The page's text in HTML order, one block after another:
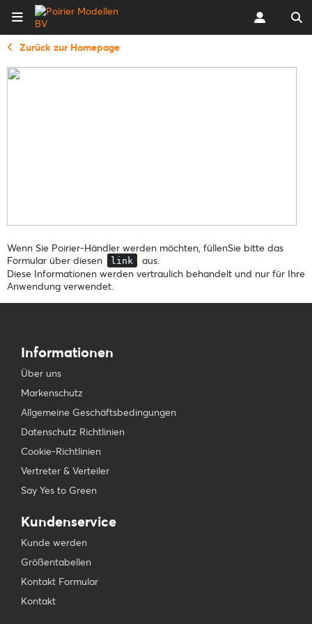
Zurück zur Homepage
Wenn Sie Poirier-Händler werden möchten, füllenSie bitte das
Formular über diesen
link
aus.
Diese Informationen werden vertraulich behandelt und nur für Ihre
Anwendung verwendet.
Informationen
Über uns
Markenschutz
Allgemeine Geschäftsbedingungen
Datenschutz Richtlinien
Cookie-Richtlinien
Vertreter & Verteiler
Say Yes to Green
Kundenservice
Kunde werden
Größentabellen
Kontakt Formular
Kontakt